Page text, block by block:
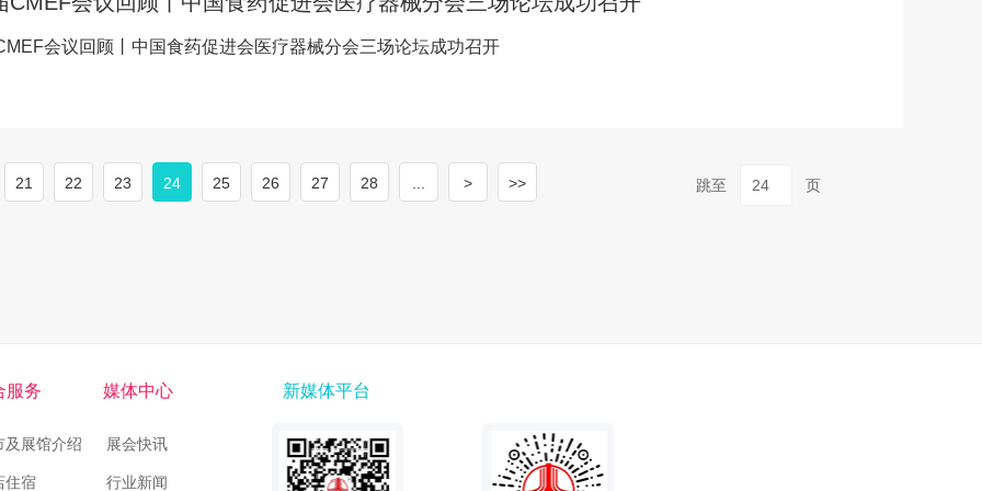
会议回顾丨中国食药促进会医疗器械分会三场论坛成功召开
21 22 23 24 25 26 27 28 ... > >> 跳至 页
服务
及展馆介绍
住宿
媒体中心
展会快讯
行业新闻
新媒体平台